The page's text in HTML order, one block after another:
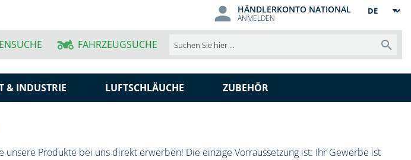
Sprache
HÄNDLERKONTO NATIONAL
ANMELDEN
FAHRZEUGSUCHE
& INDUSTRIE LUFTSCHLÄUCHE ZUBEHÖR
Produkte bei uns direkt erwerben! Die einzige Vorraussetzung ist: Ihr Gewerbe ist